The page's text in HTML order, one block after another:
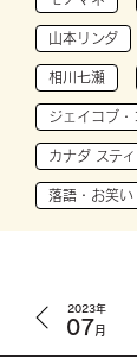
山本リンダ
相川七瀬
ジェイコブ・
カナダ ステ
落語・お笑い
2023年
07月